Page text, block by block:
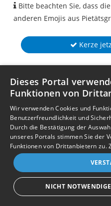
Bitte beachten Sie, dass
anderen Emojis aus
Kerze
Dieses Portal
Funktionen von
Wir verwenden Cookies und
Benutzerfreundlichkeit und
Durch die Bestätigung der
unseres Portals stimmen Sie der
Funktionen von Drittanbietern zu.
NICHT